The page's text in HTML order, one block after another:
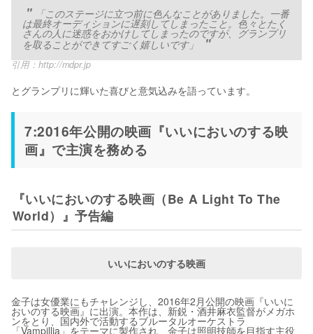
「このステージに立つ前に色んなことがありました。一番
は最終オーディションに遅刻してしまったこと。色々とたく
さんの人に迷惑をおかけしてしまったのですが、グランプリ
を取ることができてすごく嬉しいです」
引用：http://mdpr.jp
とグランプリに輝いた喜びと意気込みを語っています。
7:2016年公開の映画『いいにおいのする映
画』で主演を務める
『いいにおいのする映画（Be A Light To The
World）』予告編
いいにおいのする映画
金子は女優業にもチャレンジし、2016年2月公開の映画『いいに
おいのする映画』に出演。本作は、新鋭・酒井麻衣監督がメガホ
ンをとり、国内外で活動するブルータルオーケストラ
「Vampillia」をテーマに製作され、金子は照明技師を目指す主役